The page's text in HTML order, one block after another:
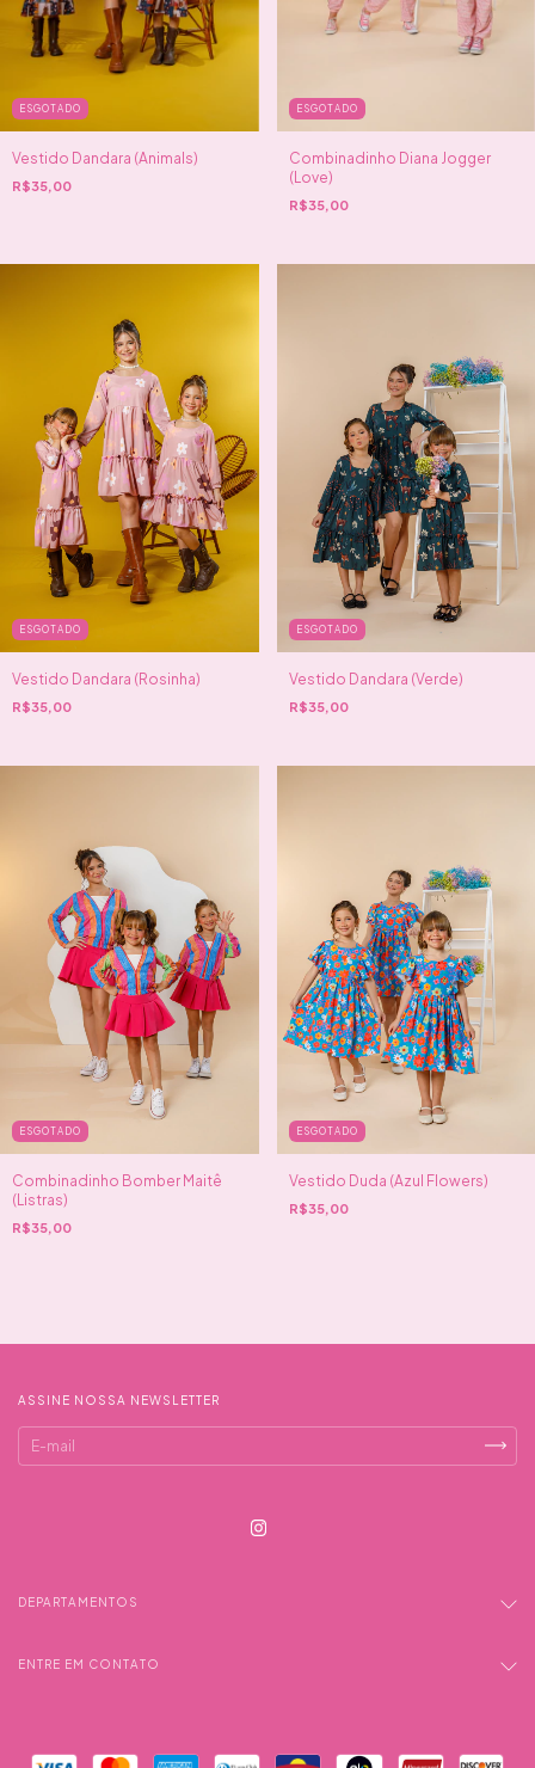
ESGOTADO
Vestido Dandara (Animals)
R$35,00
ESGOTADO
Combinadinho Diana Jogger
(Love)
R$35,00
ESGOTADO
Vestido Dandara (Rosinha)
R$35,00
ESGOTADO
Vestido Dandara (Verde)
R$35,00
ESGOTADO
Combinadinho Bomber Maitê
(Listras)
R$35,00
ESGOTADO
Vestido Duda (Azul Flowers)
R$35,00
ASSINE NOSSA NEWSLETTER
DEPARTAMENTOS
ENTRE EM CONTATO